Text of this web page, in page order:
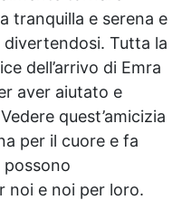
tranquilla e serena e
Tutta la
dell’arrivo di Emra
aver aiutato e
quest’amicizia
per il cuore e fa
noi e noi per loro.